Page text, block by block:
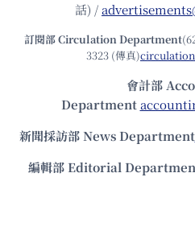
話) /
訂閱部 Circulation Department
3323 (傳真)
會計部
Department
新聞採訪部 News Department
編輯部 Editorial